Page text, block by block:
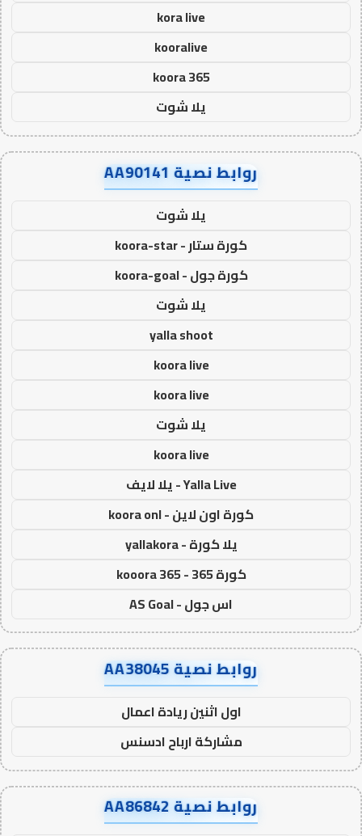
kora live
kooralive
koora 365
يلا شوت
روابط نصية AA90141
يلا شوت
كورة ستار - koora-star
كورة جول - koora-goal
يلا شوت
yalla shoot
koora live
koora live
يلا شوت
koora live
Yalla Live - يلا لايف
كورة اون لاين - koora onl
يلا كورة - yallakora
كورة 365 - kooora 365
اس جول - AS Goal
روابط نصية AA38045
اول اثنين ريادة اعمال
مشاركة ارباح ادسنس
روابط نصية AA86842